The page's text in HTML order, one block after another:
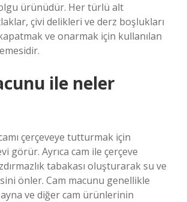
ürünüdür. Her türlü alt
çivi delikleri ve derz boşlukları
ve onarmak için kullanılan
ile neler
çerçeveye tutturmak için
görür. Ayrıca cam ile çerçeve
tabakası oluşturarak su ve
önler. Cam macunu genellikle
ayna ve diğer cam ürünlerinin